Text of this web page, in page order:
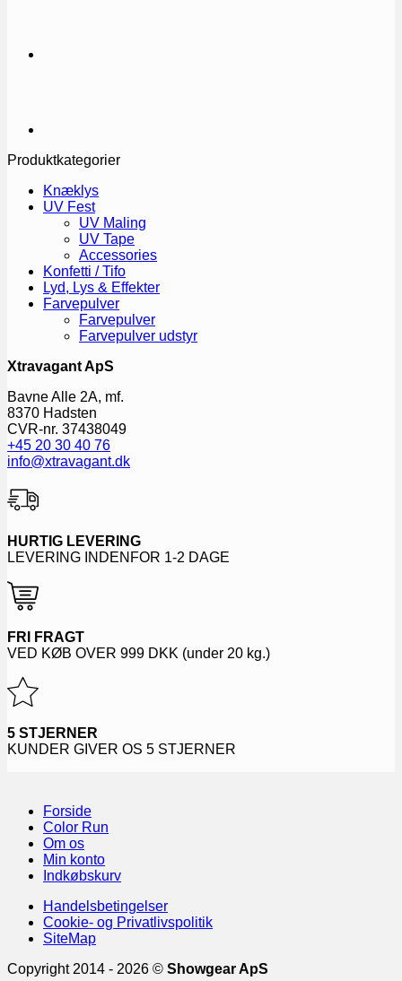
Produktkategorier
Knæklys
UV Fest
UV Maling
UV Tape
Accessories
Konfetti / Tifo
Lyd, Lys & Effekter
Farvepulver
Farvepulver
Farvepulver udstyr
Xtravagant ApS
Bavne Alle 2A, mf.
8370 Hadsten
CVR-nr. 37438049
+45 20 30 40 76
info@xtravagant.dk
HURTIG LEVERING
LEVERING INDENFOR 1-2 DAGE
FRI FRAGT
VED KØB OVER 999 DKK (under 20 kg.)
5 STJERNER
KUNDER GIVER OS 5 STJERNER
Forside
Color Run
Om os
Min konto
Indkøbskurv
Handelsbetingelser
Cookie- og Privatlivspolitik
SiteMap
Copyright 2014 - 2026 © Showgear ApS